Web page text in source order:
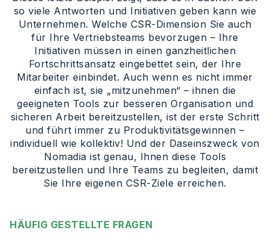
so viele Antworten und Initiativen geben kann wie
Unternehmen. Welche CSR-Dimension Sie auch
für Ihre Vertriebsteams bevorzugen – Ihre
Initiativen müssen in einen ganzheitlichen
Fortschrittsansatz eingebettet sein, der Ihre
Mitarbeiter einbindet. Auch wenn es nicht immer
einfach ist, sie „mitzunehmen“ – ihnen die
geeigneten Tools zur besseren Organisation und
sicheren Arbeit bereitzustellen, ist der erste Schritt
und führt immer zu Produktivitätsgewinnen –
individuell wie kollektiv! Und der Daseinszweck von
Nomadia ist genau, Ihnen diese Tools
bereitzustellen und Ihre Teams zu begleiten, damit
Sie Ihre eigenen CSR-Ziele erreichen.
HÄUFIG GESTELLTE FRAGEN